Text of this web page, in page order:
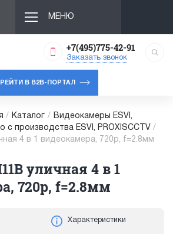
МЕНЮ
+7(495)775-42-91
Заказать звонок
В B2B-ПОРТАЛ
/ Каталог /
Видеокамеры ESVI,
с производства ESVI, PROXISCCTV /
4 в 1 видеокамера, 720p, f=2.8мм
уличная 4 в 1
720p, f=2.8мм
Характеристики